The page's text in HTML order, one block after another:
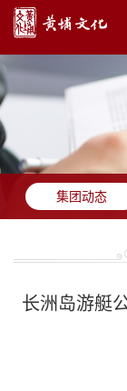
集团动态
长洲岛游艇